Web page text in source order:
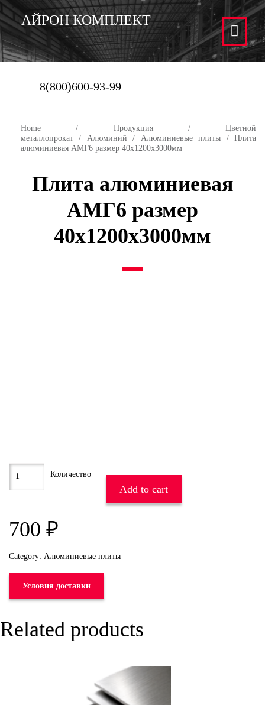
АЙРОН КОМПЛЕКТ
8(800)600-93-99
Home / Продукция/ Цветной
металлопрокат / Алюминий / Алюминиевые плиты / Плита
алюминиевая АМГ6 размер 40х1200х3000мм
Плита алюминиевая
АМГ6 размер
40х1200х3000мм
700 ₽
Add to cart
Category: Алюминиевые плиты
Условия доставки
Related products